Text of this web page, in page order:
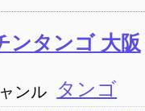
タンゴ 大阪
ンル タンゴ